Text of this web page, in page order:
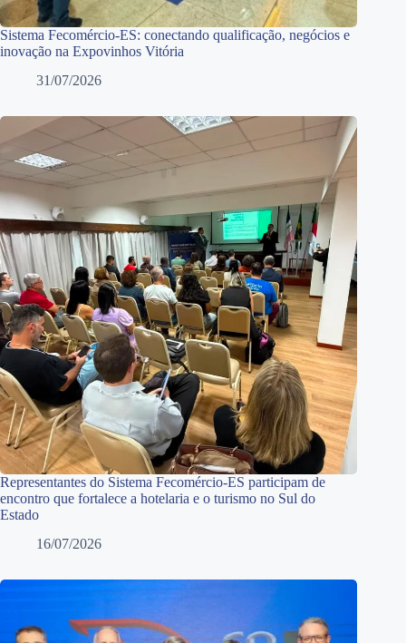
Sistema Fecomércio-ES: conectando qualificação, negócios e
inovação na Expovinhos Vitória
31/07/2026
Representantes do Sistema Fecomércio-ES participam de
encontro que fortalece a hotelaria e o turismo no Sul do
Estado
16/07/2026